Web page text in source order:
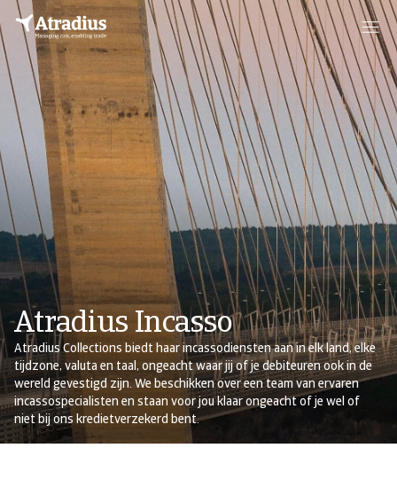
Atradius Incasso
Atradius Collections biedt haar incassodiensten aan in elk land, elke
tijdzone, valuta en taal, ongeacht waar jij of je debiteuren ook in de
wereld gevestigd zijn. We beschikken over een team van ervaren
incassospecialisten en staan voor jou klaar ongeacht of je wel of
niet bij ons kredietverzekerd bent.